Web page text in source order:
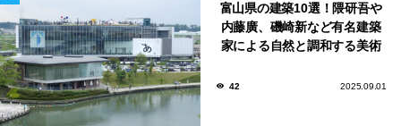
富山県の建築10選！隈研吾や
内藤廣、磯崎新など有名建築
家による自然と調和する美術
42 2025.09.01